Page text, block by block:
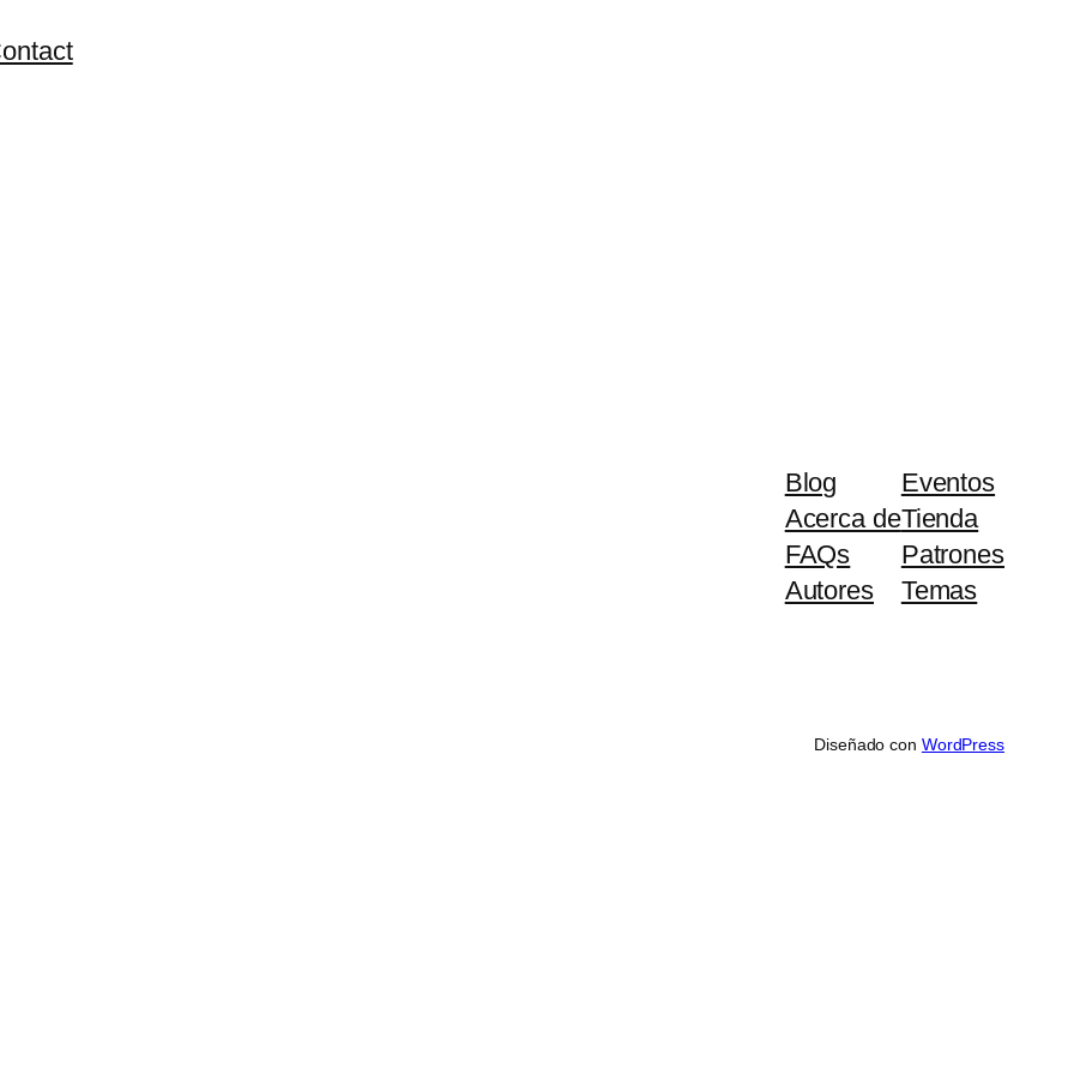
Blog
Acerca de
FAQs
Autores
Eventos
Tienda
Patrones
Temas
Diseñado con WordPress